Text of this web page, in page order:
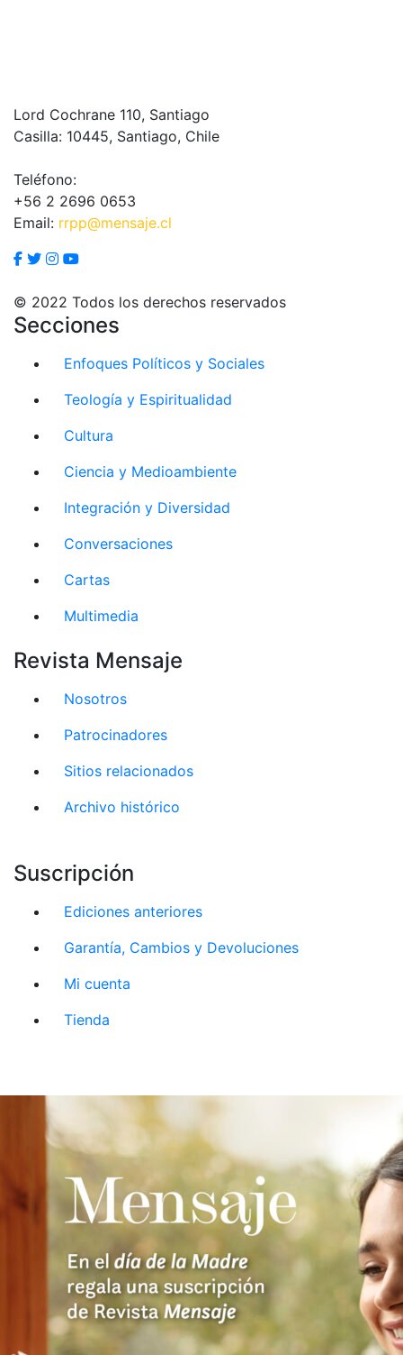
Lord Cochrane 110, Santiago
Casilla: 10445, Santiago, Chile
Teléfono:
+56 2 2696 0653
Email: rrpp@mensaje.cl
© 2022 Todos los derechos reservados
Secciones
Enfoques Políticos y Sociales
Teología y Espiritualidad
Cultura
Ciencia y Medioambiente
Integración y Diversidad
Conversaciones
Cartas
Multimedia
Revista Mensaje
Nosotros
Patrocinadores
Sitios relacionados
Archivo histórico
Suscripción
Ediciones anteriores
Garantía, Cambios y Devoluciones
Mi cuenta
Tienda